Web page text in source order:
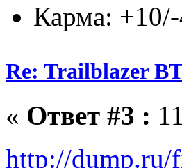
Карма:
Re: Trailblazer
« Ответ #3 :
http://dump.ru/